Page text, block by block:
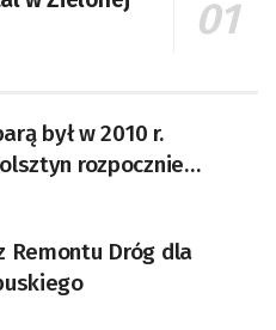
był w 2010 r.
rozpocznie
Tr5-65
Remontu Dróg dla